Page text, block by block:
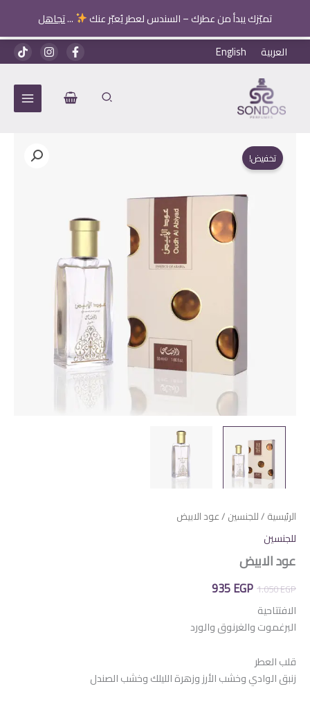
تميّزك يبدأ من عطرك – السندس لعطر يُعبّر عنك ...تجاهل
تخطي
إلى
العربية English
تخفيض!
الرئيسية /للجنسين / عود الابيض
للجنسين
عود الابيض
1.050EGP
السعر
هو:
935EGP
السعر
هو:
الافتتاحية
البرغموت والغرنوق والورد
قلب العطر
زنبق الوادي وخشب الأرز وزهرة الليلك وخشب الصندل